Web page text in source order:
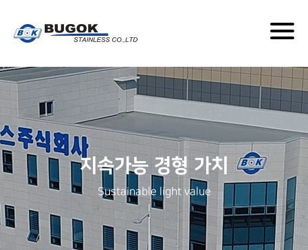
지속가능 경형 가치
Sustainable light value